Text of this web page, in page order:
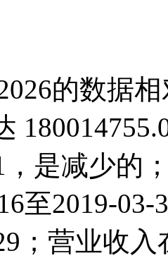
的数据
，是减少的
至2019-
；营业收